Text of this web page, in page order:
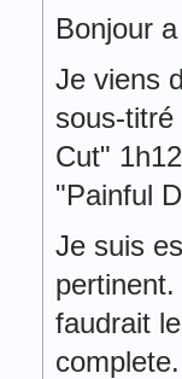
Bonjour
Je viens
sous-
Cut"
"Painful
Je suis
faudrait